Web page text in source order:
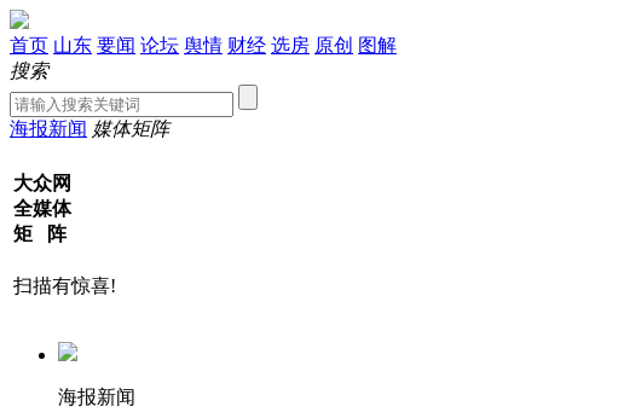
首页 山东 要闻 论坛 舆情 财经 选房 原创 图解
搜索
海报新闻 媒体矩阵
大众网
全媒体
矩 阵
扫描有惊喜!
海报新闻